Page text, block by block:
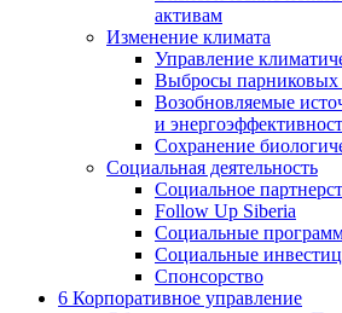
активам
Изменение климата
Управление
Выбросы парниковых
Возобновляемые
и
Сохранение
Социальная деятельность
Социальное
Follow Up Siberia
Социальные
Социальные
Спонсорство
6 Корпоративное управление